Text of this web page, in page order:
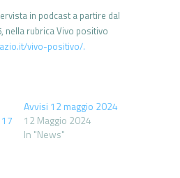
in podcast a partire dal
nella rubrica Vivo positivo
vivo-positivo/.
Avvisi 12 maggio 2024
12 Maggio 2024
In "News"